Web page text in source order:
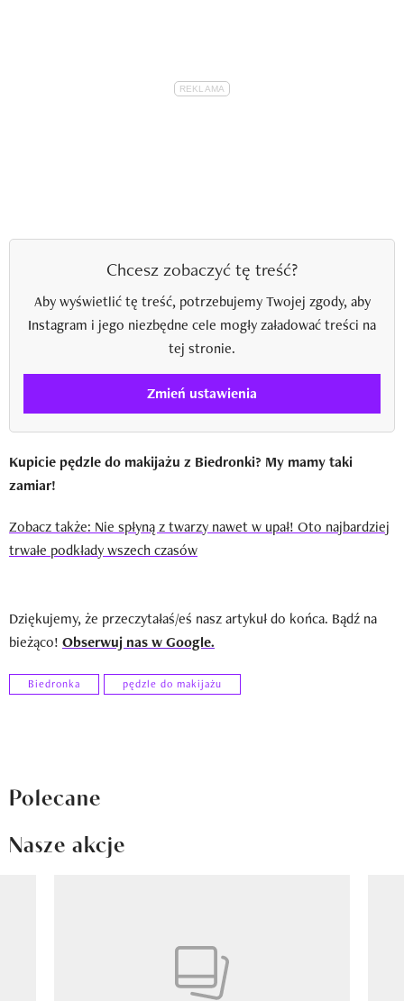
Chcesz zobaczyć tę treść?
Aby wyświetlić tę treść, potrzebujemy Twojej zgody, aby
Instagram i jego niezbędne cele mogły załadować treści na
tej stronie.
Zmień ustawienia
Kupicie pędzle do makijażu z Biedronki? My mamy taki
zamiar!
Zobacz także: Nie spłyną z twarzy nawet w upał! Oto najbardziej
trwałe podkłady wszech czasów
Dziękujemy, że przeczytałaś/eś nasz artykuł do końca. Bądź na
bieżąco! Obserwuj nas w Google.
Biedronka pędzle do makijażu
Polecane
Nasze akcje